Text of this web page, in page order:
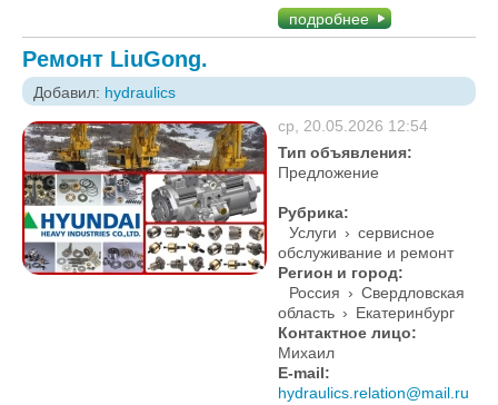
подробнее
Ремонт LiuGong.
Добавил: hydraulics
ср, 20.05.2026 12:54
Тип объявления:
Предложение
Рубрика:
Услуги › сервисное
обслуживание и ремонт
Регион и город:
Россия › Свердловская
область › Екатеринбург
Контактное лицо:
Михаил
E-mail:
hydraulics.relation@mail.ru